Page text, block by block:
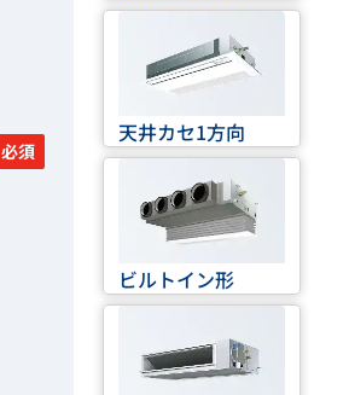
必須
天井カセ1方向
ビルトイン形